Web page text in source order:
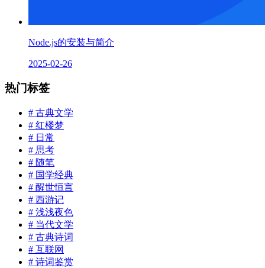
Node.js的安装与简介
2025-02-26
热门标签
# 古典文学
# 红楼梦
# 日常
# 思考
# 随笔
# 国学经典
# 醒世恒言
# 西游记
# 浅浅夜色
# 当代文学
# 古典诗词
# 互联网
# 诗词鉴赏